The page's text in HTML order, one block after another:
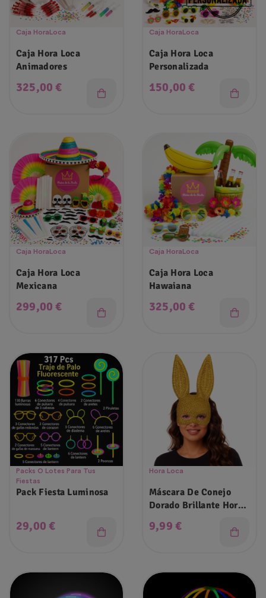
Caja HoraLoca
Caja Hora Loca
Animadores
Precio
325,00 €
Caja HoraLoca
Caja Hora Loca
Personalizada
Precio
150,00 €
Caja HoraLoca
Caja Hora Loca
Mexicana
Precio
299,00 €
Caja HoraLoca
Caja Hora Loca
Hawaiana
Precio
325,00 €
Packs O Lotes Para Tus
Fiestas
Pack Fiesta Luminosa
Precio
29,00 €
Hora Loca
Máscara De Conejo
Dorado Brillante Hora
Precio
9,99 €